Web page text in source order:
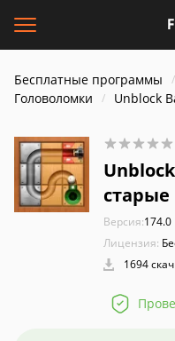
Бесплатные программы
Головоломки
Unblock
Версия:174.0
Лицензия:
1694